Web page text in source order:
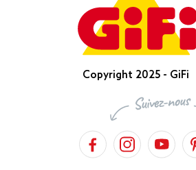
Copyright 2025 - GiFi